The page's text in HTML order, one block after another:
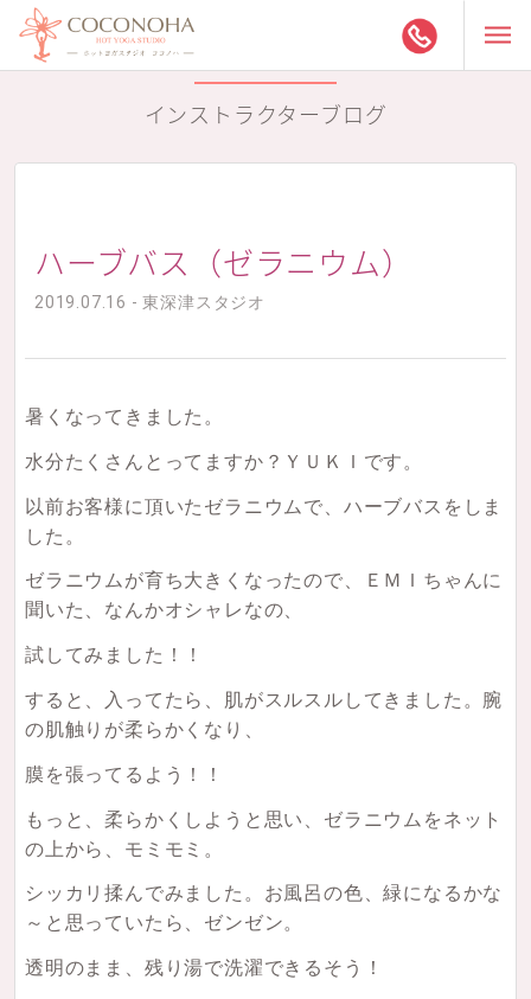
インストラクターブログ
ハーブバス（ゼラニウム）
2019.07.16 - 東深津スタジオ
暑くなってきました。
水分たくさんとってますか？ＹＵＫＩです。
以前お客様に頂いたゼラニウムで、ハーブバスをしま
した。
ゼラニウムが育ち大きくなったので、ＥＭＩちゃんに
聞いた、なんかオシャレなの、
試してみました！！
すると、入ってたら、肌がスルスルしてきました。腕
の肌触りが柔らかくなり、
膜を張ってるよう！！
もっと、柔らかくしようと思い、ゼラニウムをネット
の上から、モミモミ。
シッカリ揉んでみました。お風呂の色、緑になるかな
～と思っていたら、ゼンゼン。
透明のまま、残り湯で洗濯できるそう！